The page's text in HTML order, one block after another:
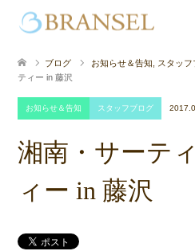
ブログ お知らせ＆告知 スタッフ
ティー in 藤沢
お知らせ＆告知 スタッフブログ
湘南・サーテ
ィー in 藤沢